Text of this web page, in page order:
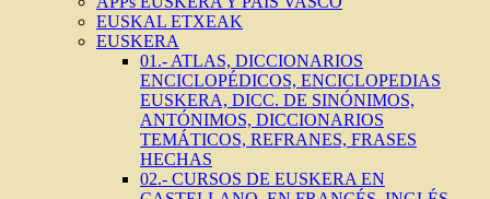
EUSKAL ETXEAK
EUSKERA
01.- ATLAS, DICCIONARIOS
ENCICLOPÉDICOS, ENCICLOPEDIAS
EUSKERA, DICC. DE SINÓNIMOS,
ANTÓNIMOS, DICCIONARIOS
TEMÁTICOS, REFRANES, FRASES
HECHAS
02.- CURSOS DE EUSKERA EN